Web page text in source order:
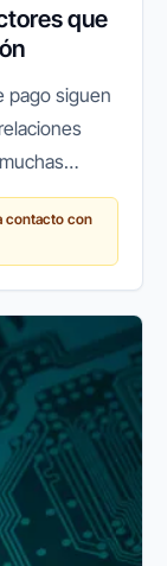
que
pago siguen
que
contacto con